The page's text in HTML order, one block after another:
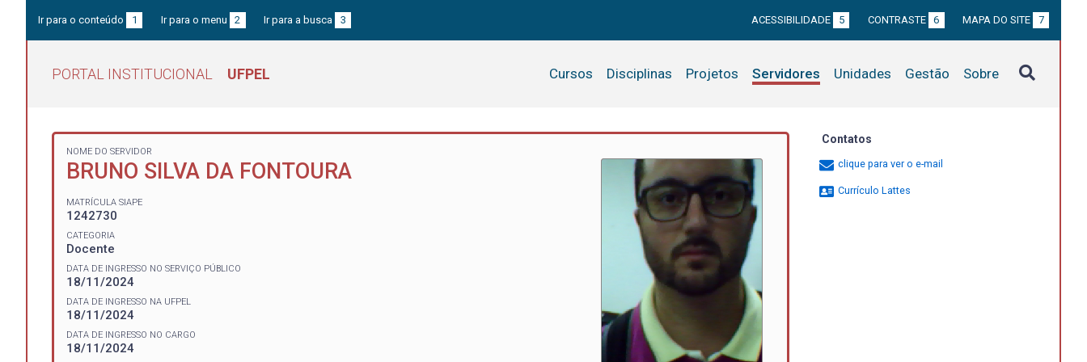
Ir para o conteúdo 1 Ir para o menu 2 Ir para a busca 3 ACESSIBILIDADE 5 CONTRASTE 6 MAPA DO SITE 7
PORTAL INSTITUCIONAL UFPEL Cursos Disciplinas Projetos Servidores Unidades Gestão Sobre
NOME DO SERVIDOR
BRUNO SILVA DA FONTOURA
MATRÍCULA SIAPE
1242730
CATEGORIA
Docente
DATA DE INGRESSO NO SERVIÇO PÚBLICO
18/11/2024
DATA DE INGRESSO NA UFPEL
18/11/2024
DATA DE INGRESSO NO CARGO
18/11/2024
Contatos
clique para ver o e-mail
Currículo Lattes